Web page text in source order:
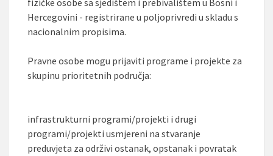
Hercegovini - registrirane u poljoprivredi u skladu s
nacionalnim propisima.
Pravne osobe mogu prijaviti programe i projekte za
skupinu prioritetnih područja:
infrastrukturni programi/projekti i drugi
programi/projekti usmjereni na stvaranje
preduvjeta za održivi ostanak, opstanak i povratak